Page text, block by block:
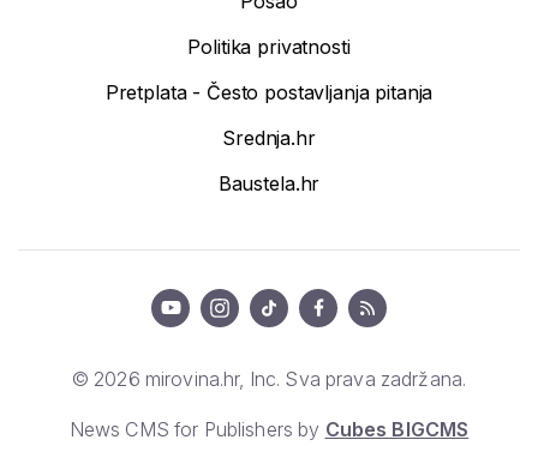
Politika privatnosti
Pretplata - Često postavljanja pitanja
Srednja.hr
Baustela.hr
© 2026 mirovina.hr, Inc. Sva prava zadržana.
News CMS for Publishers by Cubes BIGCMS